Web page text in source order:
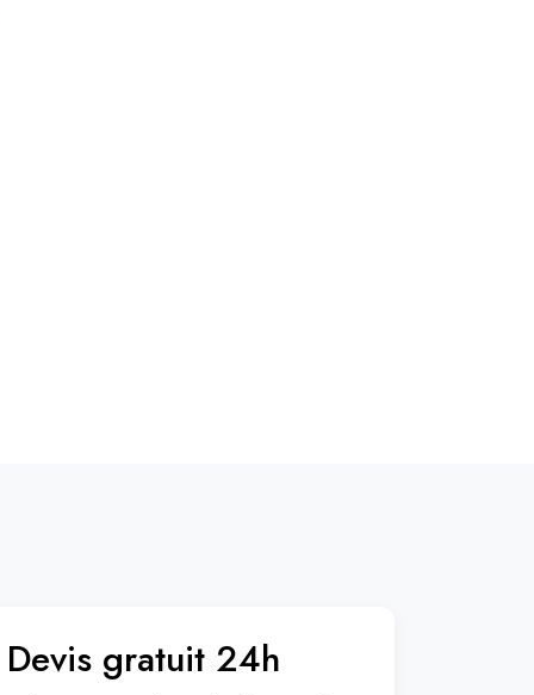
Devis gratuit 24h